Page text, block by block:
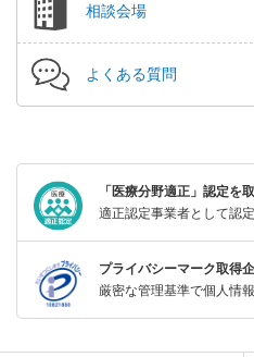
相談会場
よくある質問
「医療分野適正」認定を
適正認定事業者として認定
プライバシーマーク取得
厳密な管理基準で個人情